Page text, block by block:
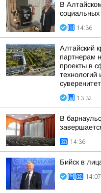
В
социальных
14:36
Алтайский
партнерам
проекты в
технологий
13:32
В
14:36
Бийск в
14:07